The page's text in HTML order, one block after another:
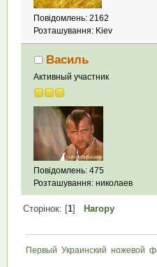
Повідомлень: 2162
Розташування: Kiev
Василь
Активный участник
Повідомлень: 475
Розташування: николаев
Сторінок: [1] Нагору
Первый  Украинский  ножевой